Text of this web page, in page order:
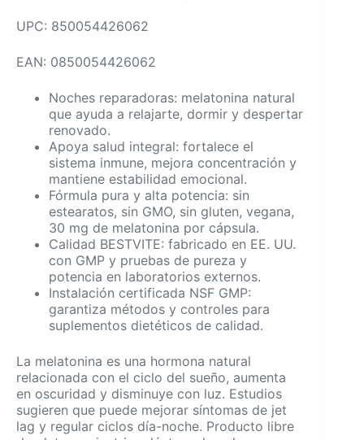
UPC: 850054426062
EAN: 0850054426062
Noches reparadoras: melatonina natural
que ayuda a relajarte, dormir y despertar
renovado.
Apoya salud integral: fortalece el
sistema inmune, mejora concentración y
mantiene estabilidad emocional.
Fórmula pura y alta potencia: sin
estearatos, sin GMO, sin gluten, vegana,
30 mg de melatonina por cápsula.
Calidad BESTVITE: fabricado en EE. UU.
con GMP y pruebas de pureza y
potencia en laboratorios externos.
Instalación certificada NSF GMP:
garantiza métodos y controles para
suplementos dietéticos de calidad.
La melatonina es una hormona natural
relacionada con el ciclo del sueño, aumenta
en oscuridad y disminuye con luz. Estudios
sugieren que puede mejorar síntomas de jet
lag y regular ciclos día-noche. Producto libre